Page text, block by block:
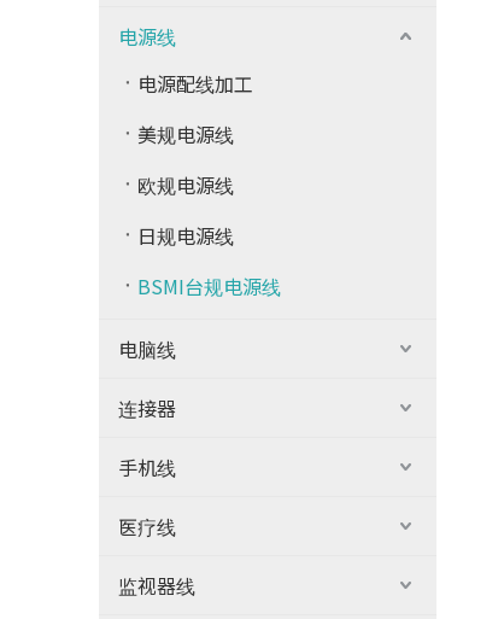
电源线
电源配线加工
美规电源线
欧规电源线
日规电源线
BSMI台规电源线
电脑线
连接器
手机线
医疗线
监视器线